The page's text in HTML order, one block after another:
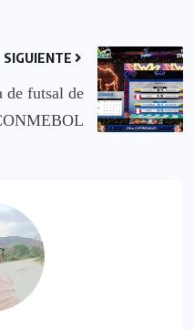
SIGUIENTE
de futsal de